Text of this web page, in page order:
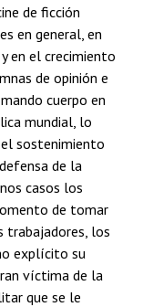
de ficción
en general, en
en el crecimiento
de opinión e
cuerpo en
mundial, lo
sostenimiento
de la
casos los
de tomar
trabajadores, los
explícito su
víctima de la
que se le